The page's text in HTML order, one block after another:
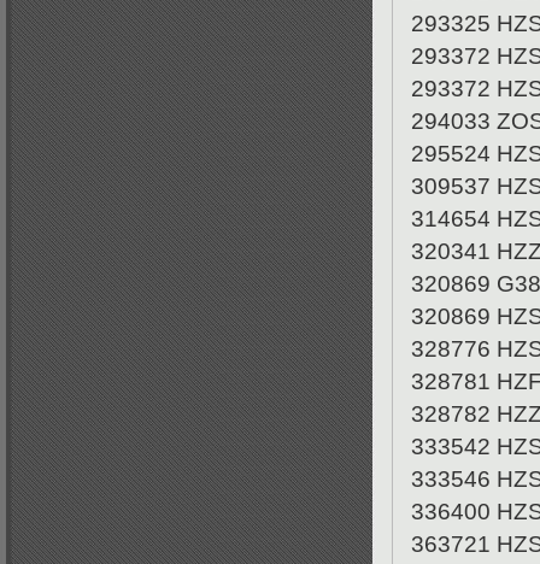
293325
293372
293372
294033
295524
309537
314654
320341
320869
320869
328776
328781
328782
333542
333546
336400
363721